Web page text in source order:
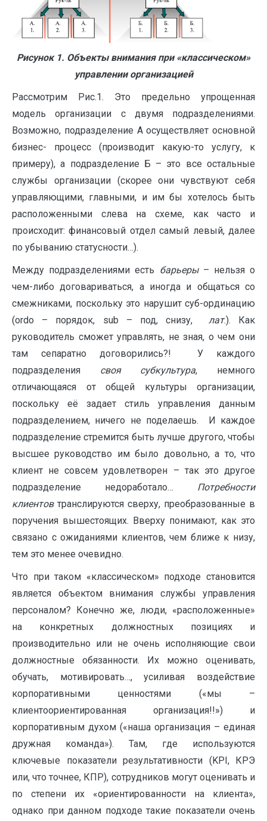
Рисунок 1. Объекты внимания при «классическом»
управлении организацией
Рассмотрим Рис.1. Это предельно упрощенная
модель организации с двумя подразделениями.
Возможно, подразделение А осуществляет основной
бизнес- процесс (производит какую-то услугу, к
примеру), а подразделение Б – это все остальные
службы организации (скорее они чувствуют себя
управляющими, главными, и им бы хотелось быть
расположенными слева на схеме, как часто и
происходит: финансовый отдел самый левый, далее
по убыванию статусности…).
Между подразделениями есть барьеры– нельзя о
чем-либо договариваться, а иногда и общаться со
смежниками, поскольку это нарушит суб-ординацию
(ordo – порядок, sub – под, снизу, лат.). Как
руководитель сможет управлять, не зная, о чем они
там сепаратно договорились?! У каждого
подразделения своя субкультура, немного
отличающаяся от общей культуры организации,
поскольку её задает стиль управления данным
подразделением, ничего не поделаешь. И каждое
подразделение стремится быть лучше другого, чтобы
высшее руководство им было довольно, а то, что
клиент не совсем удовлетворен – так это другое
подразделение недоработало… Потребности
клиентовтранслируются сверху, преобразованные в
поручения вышестоящих. Вверху понимают, как это
связано с ожиданиями клиентов, чем ближе к низу,
тем это менее очевидно.
Что при таком «классическом» подходе становится
является объектом внимания службы управления
персоналом? Конечно же, люди, «расположенные»
на конкретных должностных позициях и
производительно или не очень исполняющие свои
должностные обязанности. Их можно оценивать,
обучать, мотивировать…, усиливая воздействие
корпоративными ценностями («мы –
клиентоориентированная организация!!») и
корпоративным духом («наша организация – единая
дружная команда»). Там, где используются
ключевые показатели результативности (KPI, КРЭ
или, что точнее, КПР), сотрудников могут оценивать и
по степени их «ориентированности на клиента»,
однако при данном подходе такие показатели очень